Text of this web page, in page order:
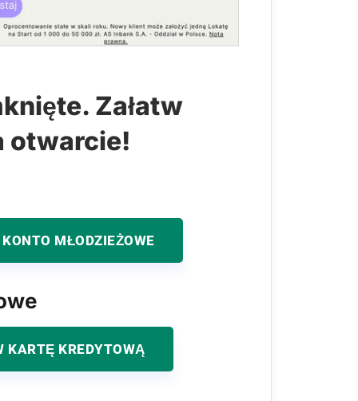
Załatw
otwarcie!
MŁODZIEŻOWE
KARTĘ KREDYTOWĄ